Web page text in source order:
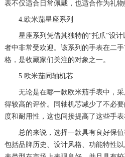
表不仅适合日常佩戴，也适合作为礼物
4.欧米茄星座系列
星座系列凭借其独特的“托爪”设计
者中非常受欢迎。该系列的手表在二
格，是收藏家们关注的对象之一。
5.欧米茄同轴机芯
无论是在哪一款欧米茄手表中，采
得较高的评价。同轴机芯减少了不必
度和耐用性，这也间接提高了这些手表
总的来说，选择一款具有良好保值
包括品牌历史、设计风格、功能特性